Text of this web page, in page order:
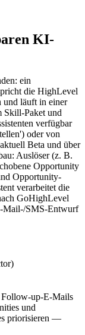
KI-
ein
die HighLevel
läuft in einer
Skill-Paket und
verfügbar
oder von
Beta und über
Auslöser (z. B.
Opportunity
Opportunity-
verarbeitet die
GoHighLevel
Mail-/SMS-Entwurf
Follow-up-E-Mails
und
priorisieren —